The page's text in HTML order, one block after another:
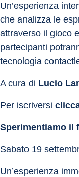
Un’esperienza
che analizza le
attraverso il gioco
partecipanti
tecnologia
A cura di Lucio
Per iscriversi
Sperimentiamo il
Sabato 19
Un’esperienza